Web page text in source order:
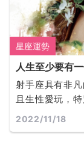
星座運勢
人生至少要有
射手座具有非
且生性愛玩，
他們具有很好
2022/11/18